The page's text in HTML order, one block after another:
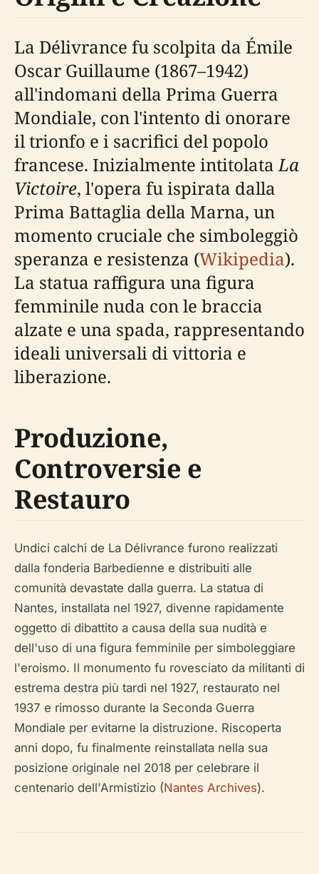
La Délivrance fu scolpita da Émile
Oscar Guillaume (1867–1942)
all'indomani della Prima Guerra
Mondiale, con l'intento di onorare
il trionfo e i sacrifici del popolo
francese. Inizialmente intitolataLa
Victoire, l'opera fu ispirata dalla
Prima Battaglia della Marna, un
momento cruciale che simboleggiò
speranza e resistenza (Wikipedia).
La statua raffigura una figura
femminile nuda con le braccia
alzate e una spada, rappresentando
ideali universali di vittoria e
liberazione.
Produzione,
Controversie e
Restauro
Undici calchi de La Délivrance furono realizzati
dalla fonderia Barbedienne e distribuiti alle
comunità devastate dalla guerra. La statua di
Nantes, installata nel 1927, divenne rapidamente
oggetto di dibattito a causa della sua nudità e
dell'uso di una figura femminile per simboleggiare
l'eroismo. Il monumento fu rovesciato da militanti di
estrema destra più tardi nel 1927, restaurato nel
1937 e rimosso durante la Seconda Guerra
Mondiale per evitarne la distruzione. Riscoperta
anni dopo, fu finalmente reinstallata nella sua
posizione originale nel 2018 per celebrare il
centenario dell'Armistizio (Nantes Archives).